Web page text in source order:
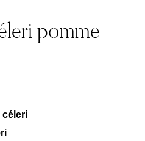
pomme
céleri